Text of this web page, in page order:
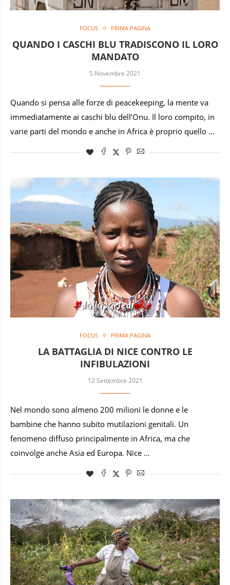
FOCUS PRIMA PAGINA
QUANDO I CASCHI BLU TRADISCONO IL LORO
MANDATO
5 Novembre 2021
Quando si pensa alle forze di peacekeeping, la mente va
immediatamente ai caschi blu dell’Onu. Il loro compito, in
varie parti del mondo e anche in Africa è proprio quello …
FOCUS PRIMA PAGINA
LA BATTAGLIA DI NICE CONTRO LE
INFIBULAZIONI
12 Settembre 2021
Nel mondo sono almeno 200 milioni le donne e le
bambine che hanno subito mutilazioni genitali. Un
fenomeno diffuso principalmente in Africa, ma che
coinvolge anche Asia ed Europa. Nice …